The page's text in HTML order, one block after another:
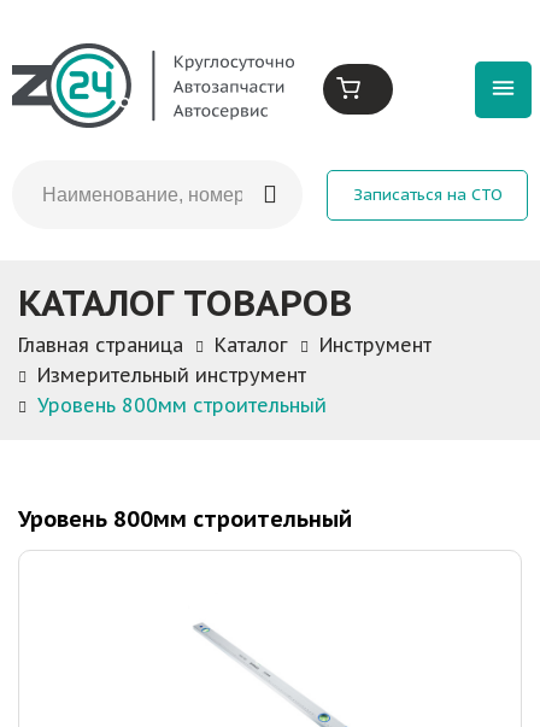
Записаться на СТО
КАТАЛОГ ТОВАРОВ
Главная страница Каталог
Инструмент
Измерительный инструмент
Уровень 800мм строительный
Уровень 800мм строительный